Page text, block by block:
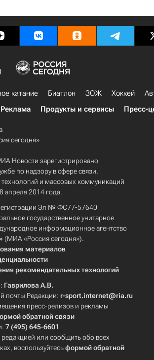
катание Биатлон ЗОЖ Хоккей
Реклама Продукты и сервисы Пресс-
сегодня»
Новости зарегистрировано
по надзору в сфере связи,
и массовых коммуникаций
апреля 2014 года.
Эл № ФС77-57640
государственное унитарное
информационное агентство
(МИА «Россия сегодня»).
материалов
рекомендательных технологий
Гаврилова А.В.
почты Редакции: r-sport.internet@ria.ru
пресс-релизов и рекламы
обратной связи
7 (495) 645-6601
редакцией или сообщить обо всех
воспользуйтесьформой обратной